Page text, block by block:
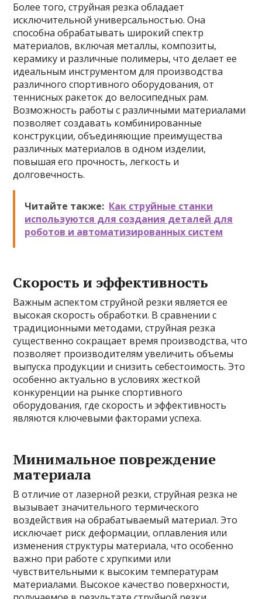
Более того, струйная резка обладает
исключительной универсальностью. Она
способна обрабатывать широкий спектр
материалов, включая металлы, композиты,
керамику и различные полимеры, что делает ее
идеальным инструментом для производства
различного спортивного оборудования, от
теннисных ракеток до велосипедных рам.
Возможность работы с различными материалами
позволяет создавать комбинированные
конструкции, объединяющие преимущества
различных материалов в одном изделии,
повышая его прочность, легкость и
долговечность.
Читайте также: Как струйные станки
используются для создания деталей для
роботов и автоматизированных систем
Скорость и эффективность
Важным аспектом струйной резки является ее
высокая скорость обработки. В сравнении с
традиционными методами, струйная резка
существенно сокращает время производства, что
позволяет производителям увеличить объемы
выпуска продукции и снизить себестоимость. Это
особенно актуально в условиях жесткой
конкуренции на рынке спортивного
оборудования, где скорость и эффективность
являются ключевыми факторами успеха.
Минимальное повреждение
материала
В отличие от лазерной резки, струйная резка не
вызывает значительного термического
воздействия на обрабатываемый материал. Это
исключает риск деформации, оплавления или
изменения структуры материала, что особенно
важно при работе с хрупкими или
чувствительными к высоким температурам
материалами. Высокое качество поверхности,